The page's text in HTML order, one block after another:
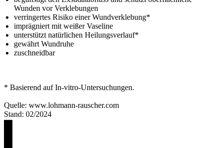
Wunden vor Verklebungen
verringertes Risiko einer Wundverklebung*
imprägniert mit weißer Vaseline
unterstützt natürlichen Heilungsverlauf*
gewährt Wundruhe
zuschneidbar
* Basierend auf In-vitro-Untersuchungen.
Quelle: www.lohmann-rauscher.com
Stand: 02/2024